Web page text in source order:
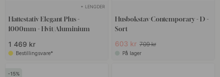
+ LENGDER
Hattestativ Elegant Plus -
1000mm - Hvit/Aluminium
1 469 kr
Bestillingsvare*
Husbokstav Contemporary - D -
Sort
603 kr 709 kr
På lager
15